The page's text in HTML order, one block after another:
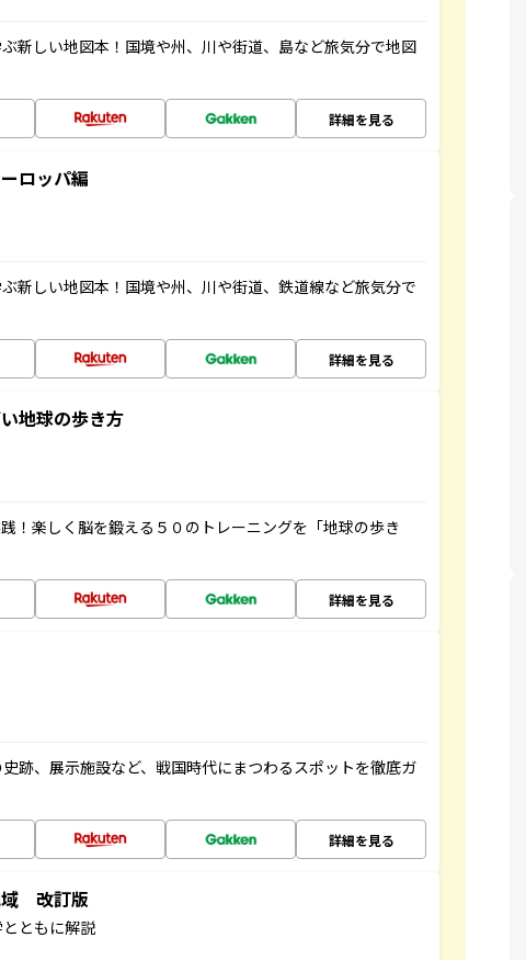
新しい地図本！国境や州、川や街道、島など旅気分で地図
詳細を見る
ロッパ編
新しい地図本！国境や州、川や街道、鉄道線など旅気分で
詳細を見る
地球の歩き方
！楽しく脳を鍛える５０のトレーニングを「地球の歩き
詳細を見る
跡、展示施設など、戦国時代にまつわるスポットを徹底ガ
詳細を見る
域 改訂版
ともに解説